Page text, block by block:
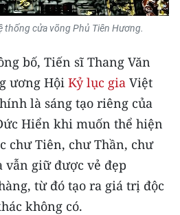
thống cửa võng Phủ Tiên Hương.
bố, Tiến sĩ Thang Văn
ương Hội Kỷ lục gia Việt
là sáng tạo riêng của
Hiển khi muốn thể hiện
chư Tiên, chư Thần, chư
vẫn giữ được vẻ đẹp
từ đó tạo ra giá trị độc
không có.